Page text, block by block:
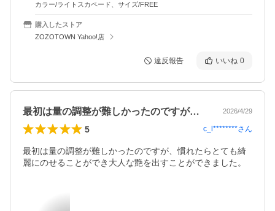
カラー/ライトスカペード、サイズ/FREE
購入したストア
ZOZOTOWN Yahoo!店
違反報告 いいね 0
最初は量の調整が難しかったのですが、慣… 2026/4/29
5 c_l********さん
最初は量の調整が難しかったのですが、慣れたらとても綺
麗にのせることができ大人な艶を出すことができました。